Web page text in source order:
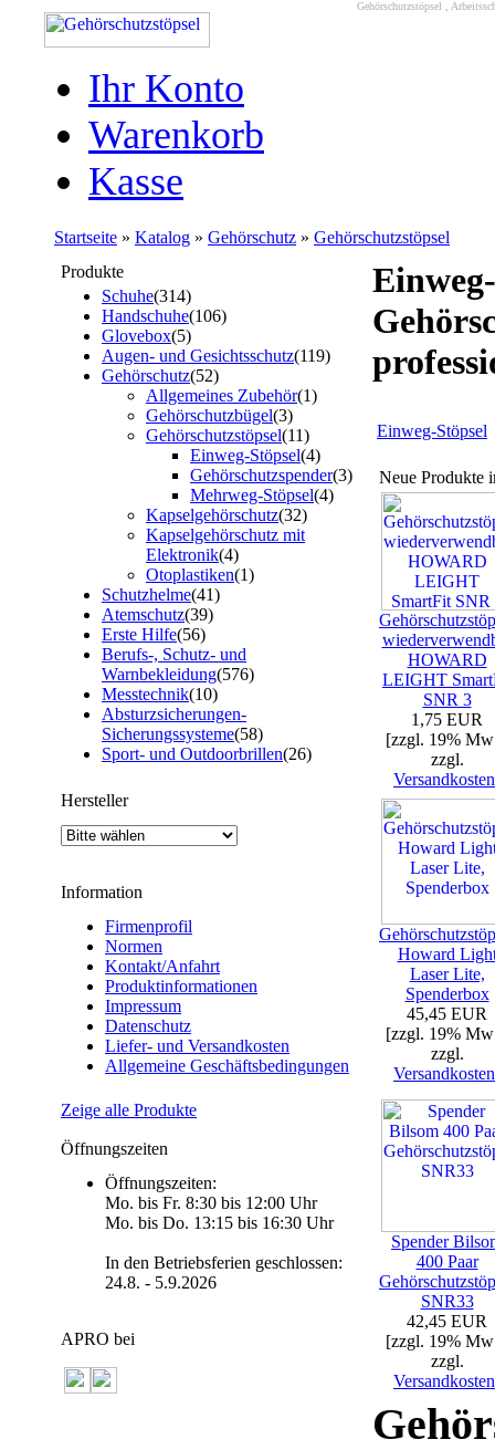
Gehörschutzstöpsel ,
Ihr Konto
Warenkorb
Kasse
Startseite » Katalog » Gehörschutz » Gehörschutzstöpsel
Produkte
Schuhe(314)
Handschuhe(106)
Glovebox(5)
Augen- und Gesichtsschutz(119)
Gehörschutz(52)
Allgemeines Zubehör(1)
Gehörschutzbügel(3)
Gehörschutzstöpsel(11)
Einweg-Stöpsel(4)
Gehörschutzspender(3)
Mehrweg-Stöpsel(4)
Kapselgehörschutz(32)
Kapselgehörschutz mit
Elektronik(4)
Otoplastiken(1)
Schutzhelme(41)
Atemschutz(39)
Erste Hilfe(56)
Berufs-, Schutz- und
Warnbekleidung(576)
Messtechnik(10)
Absturzsicherungen-
Sicherungssysteme(58)
Sport- und Outdoorbrillen(26)
Hersteller
Information
Firmenprofil
Normen
Kontakt/Anfahrt
Produktinformationen
Impressum
Datenschutz
Liefer- und Versandkosten
Allgemeine Geschäftsbedingungen
Zeige alle Produkte
Öffnungszeiten
Öffnungszeiten:
Mo. bis Fr. 8:30 bis 12:00 Uhr
Mo. bis Do. 13:15 bis 16:30 Uhr
In den Betriebsferien geschlossen:
24.8. - 5.9.2026
APRO bei
Einweg-Stöpsel
Neue Produkte
HOWARD
LEIGHT
SNR 3
1,75 EUR
[zzgl. 19%
zzgl.
Versandkosten
Howard
Laser Lite,
Spenderbox
45,45 EUR
[zzgl. 19%
zzgl.
Versandkosten
Spender
400 Paar
SNR33
42,45 EUR
[zzgl. 19%
zzgl.
Versandkosten